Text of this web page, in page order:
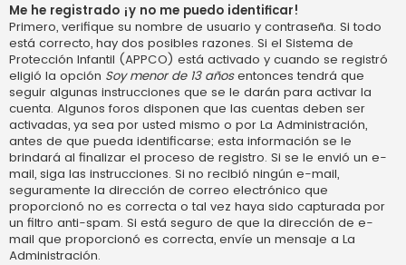
Me he registrado ¡y no me puedo identificar!
Primero, verifique su nombre de usuario y contraseña. Si todo
está correcto, hay dos posibles razones. Si el Sistema de
Protección Infantil (APPCO) está activado y cuando se registró
eligió la opción Soy menor de 13 añosentonces tendrá que
seguir algunas instrucciones que se le darán para activar la
cuenta. Algunos foros disponen que las cuentas deben ser
activadas, ya sea por usted mismo o por La Administración,
antes de que pueda identificarse; esta información se le
brindará al finalizar el proceso de registro. Si se le envió un e-
mail, siga las instrucciones. Si no recibió ningún e-mail,
seguramente la dirección de correo electrónico que
proporcionó no es correcta o tal vez haya sido capturada por
un filtro anti-spam. Si está seguro de que la dirección de e-
mail que proporcionó es correcta, envíe un mensaje a La
Administración.